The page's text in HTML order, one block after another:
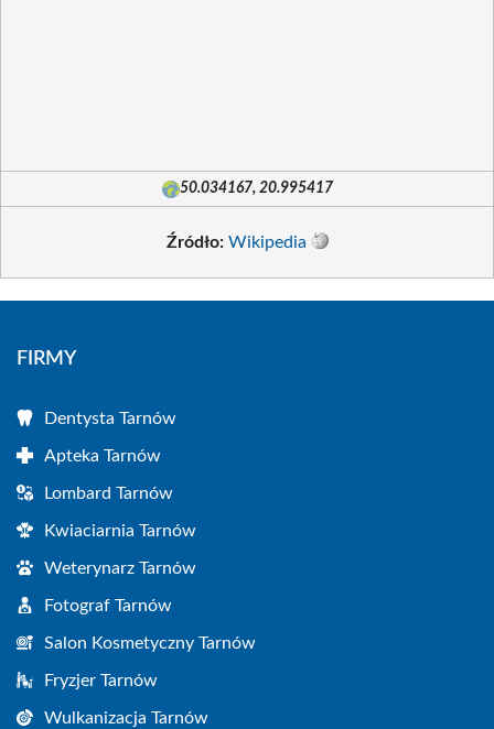
50.034167, 20.995417
Źródło: Wikipedia
FIRMY
Dentysta Tarnów
Apteka Tarnów
Lombard Tarnów
Kwiaciarnia Tarnów
Weterynarz Tarnów
Fotograf Tarnów
Salon Kosmetyczny Tarnów
Fryzjer Tarnów
Wulkanizacja Tarnów